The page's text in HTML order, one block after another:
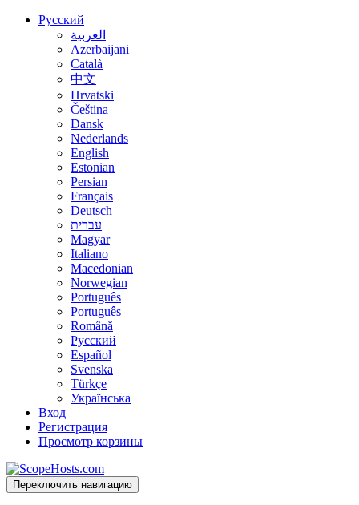
Русский
العربية
Azerbaijani
Català
中文
Hrvatski
Čeština
Dansk
Nederlands
English
Estonian
Persian
Français
Deutsch
עברית
Magyar
Italiano
Macedonian
Norwegian
Português
Português
Română
Русский
Español
Svenska
Türkçe
Українська
Вход
Регистрация
Просмотр корзины
Переключить навигацию